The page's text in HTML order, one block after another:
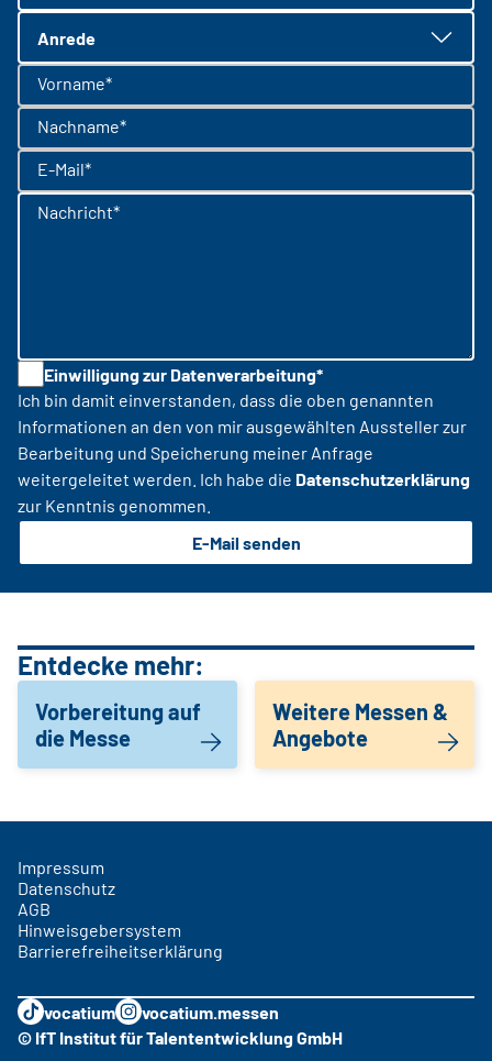
Anrede
Vorname*
Nachname*
E-Mail*
Nachricht*
Einwilligung zur Datenverarbeitung*
Ich bin damit einverstanden, dass die oben genannten
Informationen an den von mir ausgewählten Aussteller zur
Bearbeitung und Speicherung meiner Anfrage
weitergeleitet werden. Ich habe die Datenschutzerklärung
zur Kenntnis genommen.
E-Mail senden
Entdecke mehr:
Vorbereitung auf
die Messe
Weitere Messen &
Angebote
Impressum
Datenschutz
AGB
Hinweisgebersystem
Barrierefreiheitserklärung
vocatium
vocatium.messen
© IfT Institut für Talententwicklung GmbH